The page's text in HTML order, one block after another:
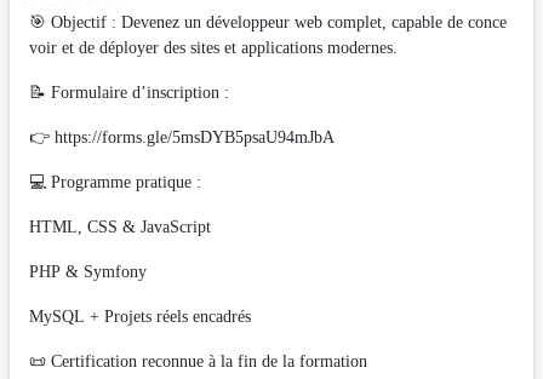
🎯 Objectif : Devenez un développeur web complet, capable de conce
voir et de déployer des sites et applications modernes.
📝 Formulaire d’inscription :
👉 https://forms.gle/5msDYB5psaU94mJbA
💻 Programme pratique :
HTML, CSS & JavaScript
PHP & Symfony
MySQL + Projets réels encadrés
📜 Certification reconnue à la fin de la formation